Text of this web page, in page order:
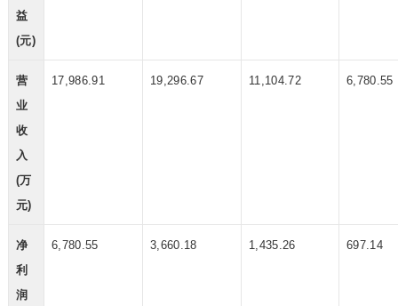
益
(元)
营
业
收
入
(万
元)
17,986.91 19,296.67 11,104.72 6,780.55
净
利
润
6,780.55 3,660.18 1,435.26 697.14